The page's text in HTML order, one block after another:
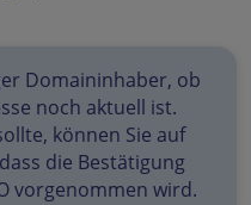
Domaininhaber, ob
noch aktuell ist.
können Sie auf
die Bestätigung
vorgenommen wird.